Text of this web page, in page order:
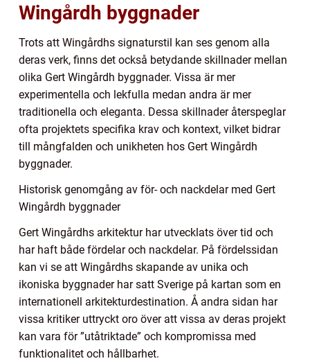
Wingårdh byggnader
Trots att Wingårdhs signaturstil kan ses genom alla
deras verk, finns det också betydande skillnader mellan
olika Gert Wingårdh byggnader. Vissa är mer
experimentella och lekfulla medan andra är mer
traditionella och eleganta. Dessa skillnader återspeglar
ofta projektets specifika krav och kontext, vilket bidrar
till mångfalden och unikheten hos Gert Wingårdh
byggnader.
Historisk genomgång av för- och nackdelar med Gert
Wingårdh byggnader
Gert Wingårdhs arkitektur har utvecklats över tid och
har haft både fördelar och nackdelar. På fördelssidan
kan vi se att Wingårdhs skapande av unika och
ikoniska byggnader har satt Sverige på kartan som en
internationell arkitekturdestination. Å andra sidan har
vissa kritiker uttryckt oro över att vissa av deras projekt
kan vara för ”utåtriktade” och kompromissa med
funktionalitet och hållbarhet.